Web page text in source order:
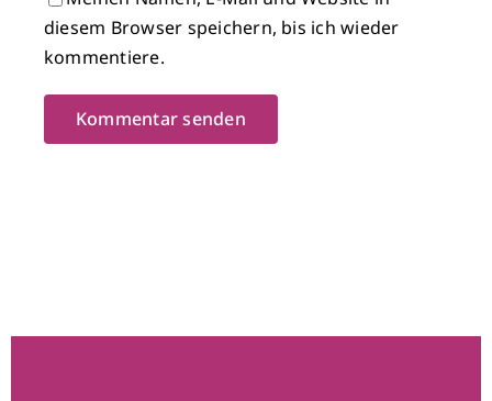
diesem Browser speichern, bis ich wieder
kommentiere.